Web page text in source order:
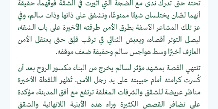
تحته حتى تدرك ندى مع الضجة التي أُثيرت في الشقة فوقهما، حقيقة
أنهما لصّان يختلسان شيئًا ممنوعًا، وتشفق على ذاتها وذات سالم، وفي
عز تلك المشاعر الآسفة يطرق الأمن طرقته الأخيرة على باب الشقة،
ليصل التوتر أقصاه، ويعيش الثنائي في ترقب قلِق حتى يعتقل الأمن
العازف أخيرًا وسط هواجس سالم وحقيقة ضعف موقفه.
تنتهي القصة بمشهد مؤثر لسالم يخرج من البناء مكسور الروح بعد أن
كُسرت كرامته أمام حبيبته على يد رجل الأمن. تُظهر اللقطة الأخيرة
مناظر عريضة للشقق والشرفات المغلقة ترتفع مع أفق المدينة، مؤكدة
على تضافر القصص الكثيرة وراء هذه الأبنية اللانهائية والشقق